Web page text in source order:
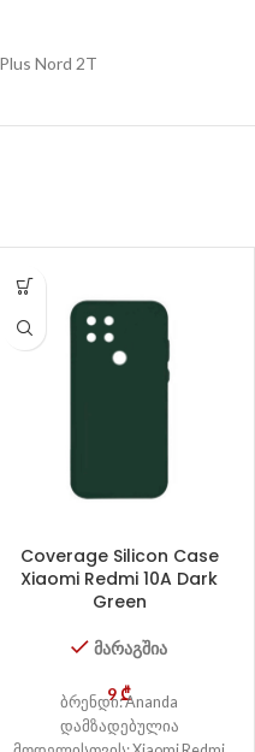
Nord 2T
Coverage Silicon Case
Xiaomi Redmi 10A Dark
Green
მარაგშია
9₾
ბრენდი: Ananda
დამზადებულია